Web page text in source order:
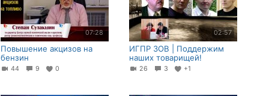
07:28
Повышение акцизов на
бензин
44 9 0
02:57
ИГПР ЗОВ | Поддержим
наших товарищей!
26 3 +1